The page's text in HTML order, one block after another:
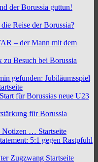
der Borussia guttun!
Reise der Borussia?
– der Mann mit dem
zu Besuch bei Borussia
gefunden: Jubiläumsspiel
für Borussias neue U23
für Borussia
Notizen … Startseite
5:1 gegen Rastpfuhl
Zugzwang Startseite